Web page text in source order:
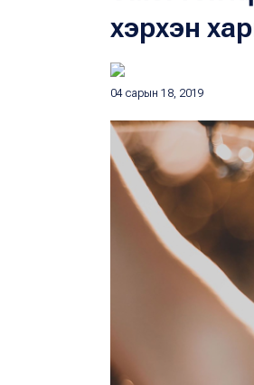
хэрхэн
04 сарын 18, 2019